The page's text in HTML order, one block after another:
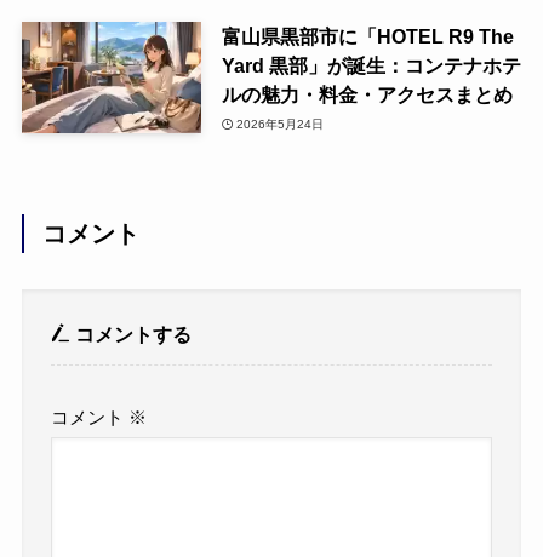
富山県黒部市に「HOTEL R9 The
Yard 黒部」が誕生：コンテナホテ
ルの魅力・料金・アクセスまとめ
2026年5月24日
コメント
コメントする
コメント ※